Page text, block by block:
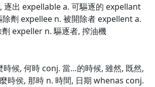
逐出 expellable a. 可驅逐的 expellant
除劑 expellee n. 被開除者 expellent a.
expeller n. 驅逐者, 搾油機
候, 何時 conj. 當…的時候, 雖然, 既然,
時侯, 那時 n. 時間, 日期 whenas conj.